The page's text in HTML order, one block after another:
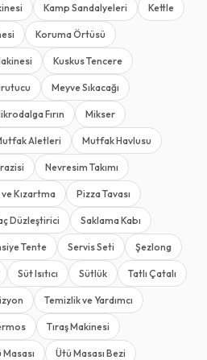
Kamp Sandalyeleri Kettle
Koruma Örtüsü
Kuskus Tencere
Meyve Sıkacağı
Fırın Mikser
Aletleri Mutfak Havlusu
Nevresim Takımı
Kızartma Pizza Tavası
Düzleştirici Saklama Kabı
Tente Servis Seti Şezlong
Süt Isıtıcı Sütlük Tatlı Çatalı
Temizlik ve Yardımcı
Tıraş Makinesi
Masası Ütü Masası Bezi